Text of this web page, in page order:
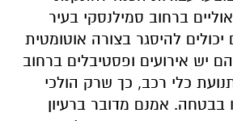
בבטחה. אמנם מדובר ברעיון
הניידים שנאלצים
אך נראה כי הביצוע לוקה
ברחוב הכביש שוקע כלפי
שקע שעלול לסכן את